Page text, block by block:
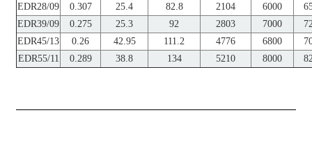
EDR28/09 0.307 25.4 82.8 2104 6000
EDR39/09
0.275 25.3 92 2803 7000
EDR45/13
0.26 42.95 111.2 4776 6800
EDR55/11
0.289 38.8 134 5210 8000